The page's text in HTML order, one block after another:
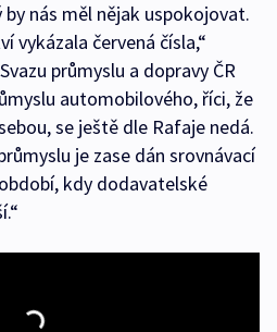
nás měl nějak uspokojovat.
vykázala červená čísla,“
průmyslu a dopravy ČR
automobilového, říci, že
se ještě dle Rafaje nedá.
je zase dán srovnávací
kdy dodavatelské